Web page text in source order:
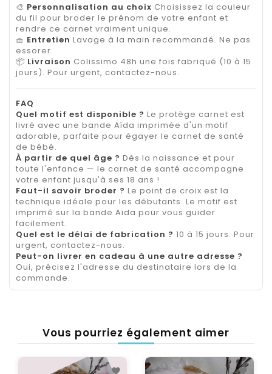
🎨 Personnalisation au choix Choisissez la couleur
du fil pour broder le prénom de votre enfant et
rendre ce carnet vraiment unique.
🧺 Entretien Lavage à la main recommandé. Ne pas
essorer.
📦 Livraison Colissimo 48h une fois fabriqué (10 à 15
jours). Pour urgent, contactez-nous.
FAQ
Quel motif est disponible ? Le protège carnet est
livré avec une bande Aïda imprimée d'un motif
adorable, parfaite pour égayer le carnet de santé
de bébé.
À partir de quel âge ? Dès la naissance et pour
toute l'enfance — le carnet de santé accompagne
votre enfant jusqu'à ses 18 ans !
Faut-il savoir broder ? Le point de croix est la
technique idéale pour les débutants. Le motif est
imprimé sur la bande Aïda pour vous guider
facilement.
Quel est le délai de fabrication ? 10 à 15 jours. Pour
urgent, contactez-nous.
Peut-on livrer en cadeau à une autre adresse ?
Oui, précisez l'adresse du destinataire lors de la
commande.
Vous pourriez également aimer